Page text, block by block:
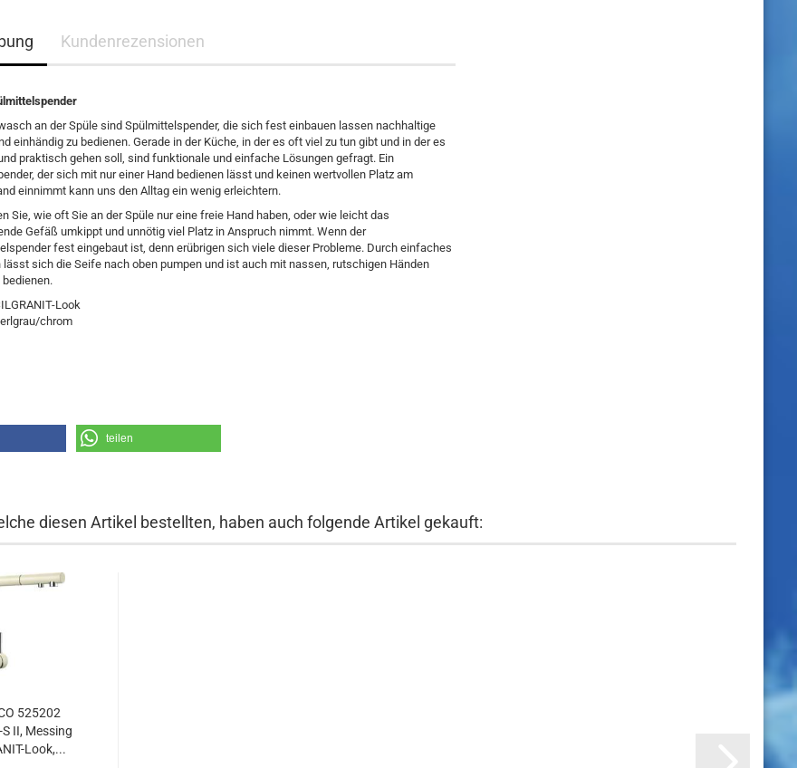
Kundenrezensionen
an der Spüle sind Spülmittelspender, die sich fest einbauen lassen nachhaltige
einhändig zu bedienen. Gerade in der Küche, in der es oft viel zu tun gibt und in der es
praktisch gehen soll, sind funktionale und einfache Lösungen gefragt. Ein
der sich mit nur einer Hand bedienen lässt und keinen wertvollen Platz am
einnimmt kann uns den Alltag ein wenig erleichtern.
Sie, wie oft Sie an der Spüle nur eine freie Hand haben, oder wie leicht das
Gefäß umkippt und unnötig viel Platz in Anspruch nimmt. Wenn der
fest eingebaut ist, denn erübrigen sich viele dieser Probleme. Durch einfaches
lässt sich die Seife nach oben pumpen und ist auch mit nassen, rutschigen Händen
bedienen.
Look
chrom
teilen
diesen Artikel bestellten, haben auch folgende Artikel gekauft:
525202
S II, Messing
Look,...